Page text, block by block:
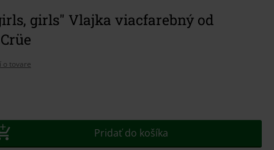
girls" Vlajka viacfarebný od
o tovare
Pridať do košíka